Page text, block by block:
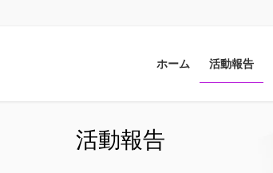
ホーム 活動報告
活動報告